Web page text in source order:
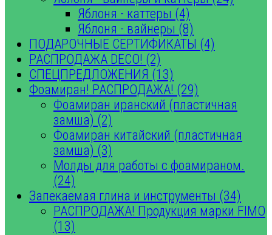
Яблоня - каттеры (4)
Яблоня - вайнеры (8)
ПОДАРОЧНЫЕ СЕРТИФИКАТЫ (4)
РАСПРОДАЖА DECO! (2)
СПЕЦПРЕДЛОЖЕНИЯ (13)
Фоамиран! РАСПРОДАЖА! (29)
Фоамиран иранский (пластичная
замша) (2)
Фоамиран китайский (пластичная
замша) (3)
Молды для работы с фоамираном.
(24)
Запекаемая глина и инструменты (34)
РАСПРОДАЖА! Продукция марки FIMO
(13)